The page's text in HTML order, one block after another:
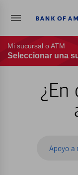
Mi sucursal o ATM
Seleccionar una
¿En
Apoyo a